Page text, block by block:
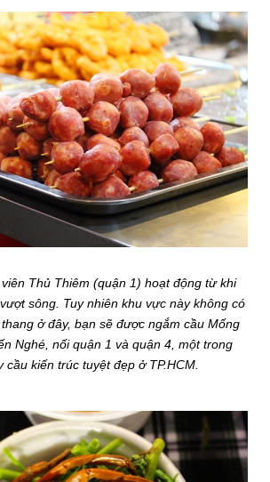
Thủ Thiêm (quận 1) hoạt động từ khi
sông. Tuy nhiên khu vực này không có
ở đây, bạn sẽ được ngắm cầu Mống
Nghé, nối quận 1 và quận 4, một trong
cầu kiến trúc tuyệt đẹp ở TP.HCM.